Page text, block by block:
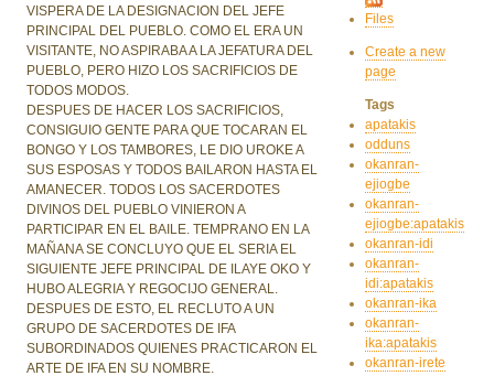
VISPERA DE LA DESIGNACION DEL JEFE
PRINCIPAL DEL PUEBLO. COMO EL ERA UN
VISITANTE, NO ASPIRABA A LA JEFATURA DEL
PUEBLO, PERO HIZO LOS SACRIFICIOS DE
TODOS MODOS.
DESPUES DE HACER LOS SACRIFICIOS,
CONSIGUIO GENTE PARA QUE TOCARAN EL
BONGO Y LOS TAMBORES, LE DIO UROKE A
SUS ESPOSAS Y TODOS BAILARON HASTA EL
AMANECER. TODOS LOS SACERDOTES
DIVINOS DEL PUEBLO VINIERON A
PARTICIPAR EN EL BAILE. TEMPRANO EN LA
MAÑANA SE CONCLUYO QUE EL SERIA EL
SIGUIENTE JEFE PRINCIPAL DE ILAYE OKO Y
HUBO ALEGRIA Y REGOCIJO GENERAL.
DESPUES DE ESTO, EL RECLUTO A UN
GRUPO DE SACERDOTES DE IFA
SUBORDINADOS QUIENES PRACTICARON EL
ARTE DE IFA EN SU NOMBRE.
Files
Create a new
page
Tags
apatakis
odduns
okanran-
ejiogbe
okanran-
ejiogbe:apatakis
okanran-idi
okanran-
idi:apatakis
okanran-ika
okanran-
ika:apatakis
okanran-irete